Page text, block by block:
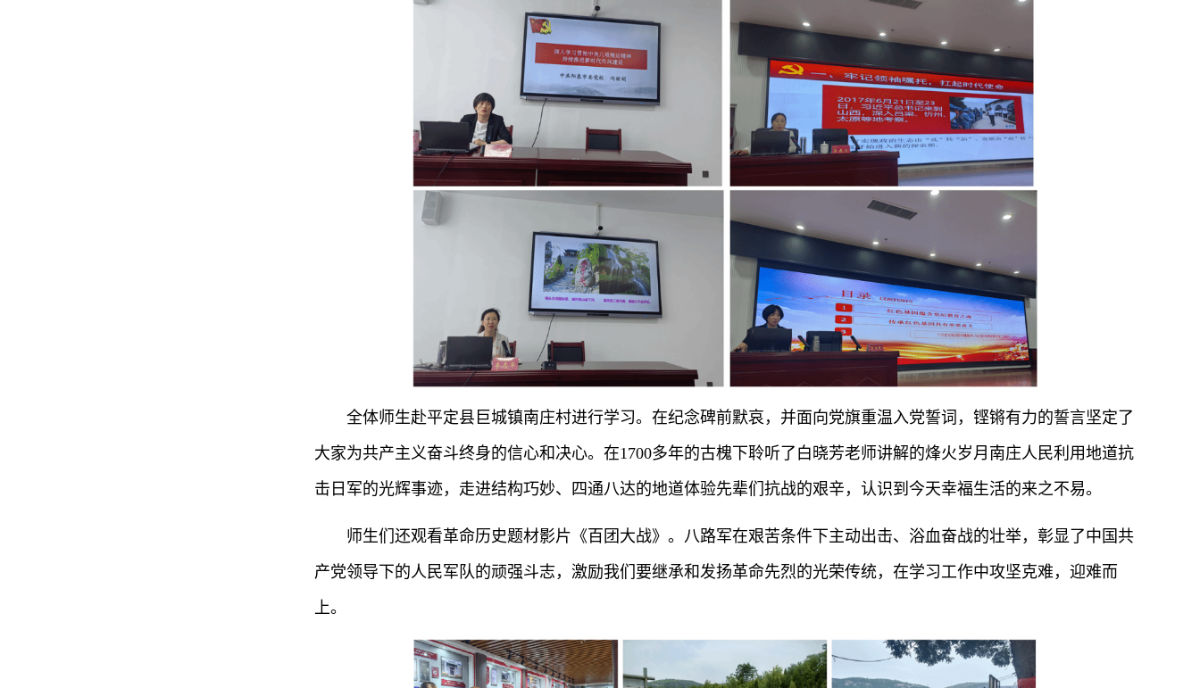
全体师生赴平定县巨城镇南庄村进行学习。在纪念碑前默哀，并面向党旗重温入党誓词，铿锵有力的誓言坚定了
大家为共产主义奋斗终身的信心和决心。在1700多年的古槐下聆听了白晓芳老师讲解的烽火岁月南庄人民利用地道抗
击日军的光辉事迹，走进结构巧妙、四通八达的地道体验先辈们抗战的艰辛，认识到今天幸福生活的来之不易。
师生们还观看革命历史题材影片《百团大战》。八路军在艰苦条件下主动出击、浴血奋战的壮举，彰显了中国共
产党领导下的人民军队的顽强斗志，激励我们要继承和发扬革命先烈的光荣传统，在学习工作中攻坚克难，迎难而
上。